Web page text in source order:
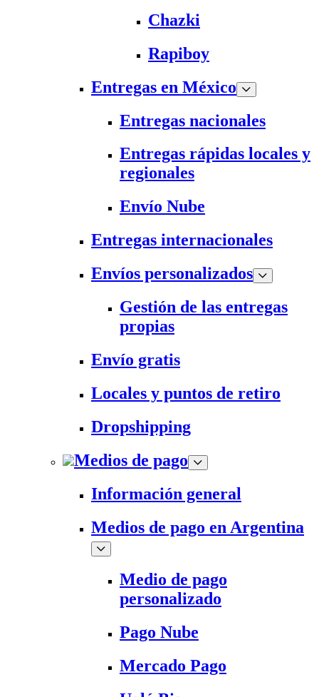
Chazki
Rapiboy
Entregas en México
Entregas nacionales
Entregas rápidas locales y
regionales
Envío Nube
Entregas internacionales
Envíos personalizados
Gestión de las entregas
propias
Envío gratis
Locales y puntos de retiro
Dropshipping
Medios de pago
Información general
Medios de pago en Argentina
Medio de pago
personalizado
Pago Nube
Mercado Pago